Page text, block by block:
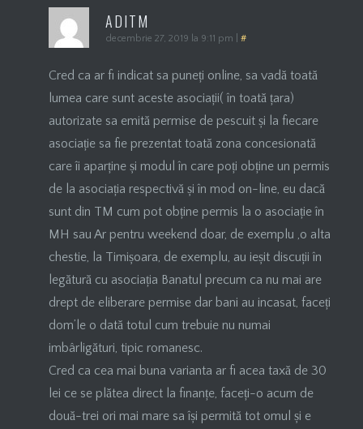
ADITM
decembrie 27, 2019 la 9:11 pm #
Cred ca ar fi indicat sa puneți online, sa vadă toată
lumea care sunt aceste asociații( în toată țara)
autorizate sa emită permise de pescuit și la fiecare
asociație sa fie prezentat toată zona concesionată
care îi aparține și modul în care poți obține un permis
de la asociația respectivă și în mod on-line, eu dacă
sunt din TM cum pot obține permis la o asociație în
MH sau Ar pentru weekend doar, de exemplu ,o alta
chestie, la Timișoara, de exemplu, au ieșit discuții în
legătură cu asociația Banatul precum ca nu mai are
drept de eliberare permise dar bani au incasat, faceți
dom’le o dată totul cum trebuie nu numai
imbârligături, tipic romanesc.
Cred ca cea mai buna varianta ar fi acea taxă de 30
lei ce se plătea direct la finanțe, faceți-o acum de
două-trei ori mai mare sa își permită tot omul și e